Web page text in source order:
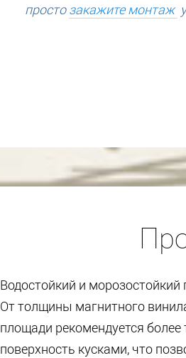
простозакажите монтаж
Водостойкий и
От толщины магнитного
площади рекомендуется
поверхность кусками, что